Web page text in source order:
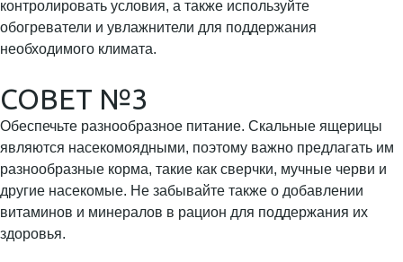
контролировать условия, а также используйте
обогреватели и увлажнители для поддержания
необходимого климата.
СОВЕТ №3
Обеспечьте разнообразное питание. Скальные ящерицы
являются насекомоядными, поэтому важно предлагать им
разнообразные корма, такие как сверчки, мучные черви и
другие насекомые. Не забывайте также о добавлении
витаминов и минералов в рацион для поддержания их
здоровья.